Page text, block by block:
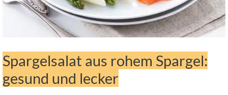
Spargelsalat aus rohem Spargel:
gesund und lecker